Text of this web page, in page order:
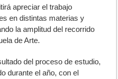
apreciar el trabajo
en distintas materias y
la amplitud del recorrido
de Arte.
del proceso de estudio,
durante el año, con el